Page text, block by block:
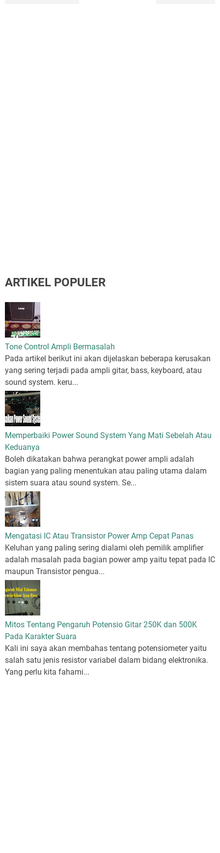
ARTIKEL POPULER
Tone Control Ampli Bermasalah
Pada artikel berikut ini akan dijelaskan beberapa kerusakan
yang sering terjadi pada ampli gitar, bass, keyboard, atau
sound system. keru...
Memperbaiki Power Sound System Yang Mati Sebelah Atau
Keduanya
Boleh dikatakan bahwa perangkat power ampli adalah
bagian yang paling menentukan atau paling utama dalam
sistem suara atau sound system. Se...
Mengatasi IC Atau Transistor Power Amp Cepat Panas
Keluhan yang paling sering dialami oleh pemilik amplifier
adalah masalah pada bagian power amp yaitu tepat pada IC
maupun Transistor pengua...
Mitos Tentang Pengaruh Potensio Gitar 250K dan 500K
Pada Karakter Suara
Kali ini saya akan membahas tentang potensiometer yaitu
salah satu jenis resistor variabel dalam bidang elektronika.
Yang perlu kita fahami...